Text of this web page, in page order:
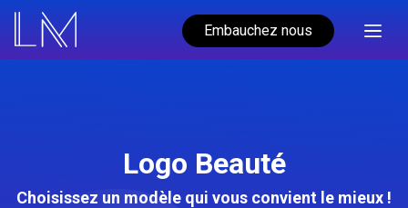
Embauchez nous
Logo Beauté
Choisissez un modèle qui vous convient le mieux !